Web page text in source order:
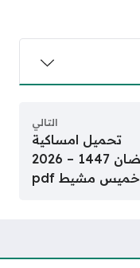
التالي
تحميل امساكية
رمضان 1447 – 2026
خميس مشيط pdf